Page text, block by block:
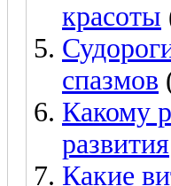
красоты
спазмов
Какому
развития
Какие